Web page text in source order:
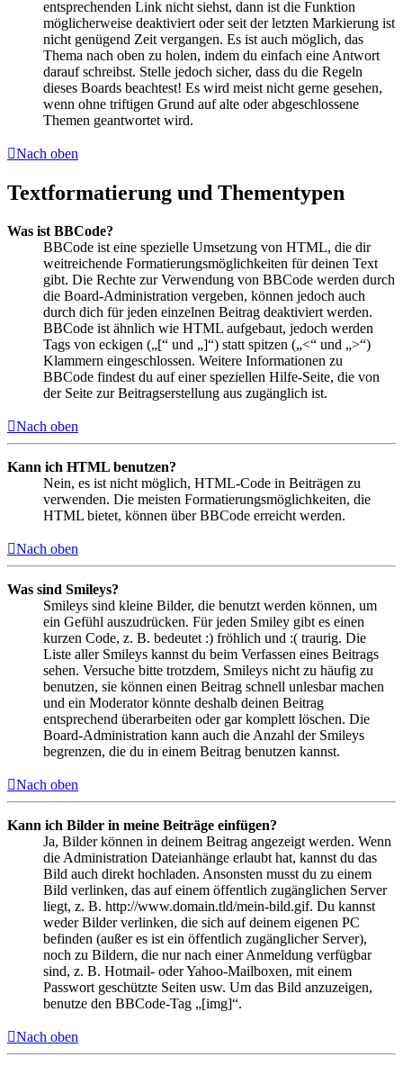
entsprechenden Link nicht siehst, dann ist die Funktion
möglicherweise deaktiviert oder seit der letzten Markierung ist
nicht genügend Zeit vergangen. Es ist auch möglich, das
Thema nach oben zu holen, indem du einfach eine Antwort
darauf schreibst. Stelle jedoch sicher, dass du die Regeln
dieses Boards beachtest! Es wird meist nicht gerne gesehen,
wenn ohne triftigen Grund auf alte oder abgeschlossene
Themen geantwortet wird.
Nach oben
Textformatierung und Thementypen
Was ist BBCode?
BBCode ist eine spezielle Umsetzung von HTML, die dir
weitreichende Formatierungsmöglichkeiten für deinen Text
gibt. Die Rechte zur Verwendung von BBCode werden durch
die Board-Administration vergeben, können jedoch auch
durch dich für jeden einzelnen Beitrag deaktiviert werden.
BBCode ist ähnlich wie HTML aufgebaut, jedoch werden
Tags von eckigen („[“ und „]“) statt spitzen („<“ und „>“)
Klammern eingeschlossen. Weitere Informationen zu
BBCode findest du auf einer speziellen Hilfe-Seite, die von
der Seite zur Beitragserstellung aus zugänglich ist.
Nach oben
Kann ich HTML benutzen?
Nein, es ist nicht möglich, HTML-Code in Beiträgen zu
verwenden. Die meisten Formatierungsmöglichkeiten, die
HTML bietet, können über BBCode erreicht werden.
Nach oben
Was sind Smileys?
Smileys sind kleine Bilder, die benutzt werden können, um
ein Gefühl auszudrücken. Für jeden Smiley gibt es einen
kurzen Code, z. B. bedeutet :) fröhlich und :( traurig. Die
Liste aller Smileys kannst du beim Verfassen eines Beitrags
sehen. Versuche bitte trotzdem, Smileys nicht zu häufig zu
benutzen, sie können einen Beitrag schnell unlesbar machen
und ein Moderator könnte deshalb deinen Beitrag
entsprechend überarbeiten oder gar komplett löschen. Die
Board-Administration kann auch die Anzahl der Smileys
begrenzen, die du in einem Beitrag benutzen kannst.
Nach oben
Kann ich Bilder in meine Beiträge einfügen?
Ja, Bilder können in deinem Beitrag angezeigt werden. Wenn
die Administration Dateianhänge erlaubt hat, kannst du das
Bild auch direkt hochladen. Ansonsten musst du zu einem
Bild verlinken, das auf einem öffentlich zugänglichen Server
liegt, z. B. http://www.domain.tld/mein-bild.gif. Du kannst
weder Bilder verlinken, die sich auf deinem eigenen PC
befinden (außer es ist ein öffentlich zugänglicher Server),
noch zu Bildern, die nur nach einer Anmeldung verfügbar
sind, z. B. Hotmail- oder Yahoo-Mailboxen, mit einem
Passwort geschützte Seiten usw. Um das Bild anzuzeigen,
benutze den BBCode-Tag „[img]“.
Nach oben